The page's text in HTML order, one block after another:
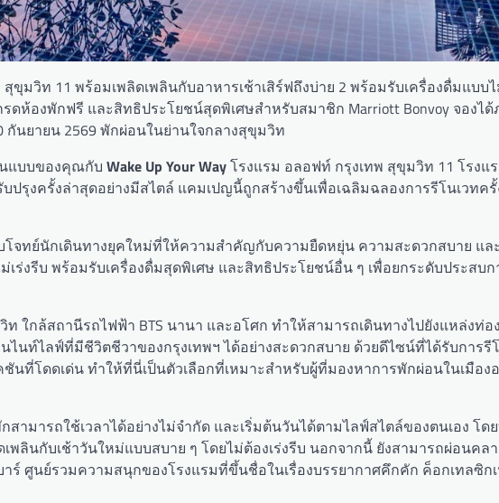
สุขุมวิท 11 พร้อมเพลิดเพลินกับอาหารเช้าเสิร์ฟถึงบ่าย 2 พร้อมรับเครื่องดื่มแบบ
รดห้องพักฟรี และสิทธิประโยชน์สุดพิเศษสำหรับสมาชิก Marriott Bonvoy จองไ
นยายน 2569 พักผ่อนในย่านใจกลางสุขุมวิท
แบบของคุณกับ Wake Up Your Wayโรงแรม อลอฟท์ กรุงเทพ สุขุมวิท 11 โรงแ
ปรุงครั้งล่าสุดอย่างมีสไตล์ แคมเปญนี้ถูกสร้างขึ้นเพื่อเฉลิมฉลองการรีโนเวทค
จทย์นักเดินทางยุคใหม่ที่ให้ความสำคัญกับความยืดหยุ่น ความสะดวกสบาย แล
เร่งรีบ พร้อมรับเครื่องดื่มสุดพิเศษ และสิทธิประโยชน์อื่น ๆ เพื่อยกระดับประส
ใกล้สถานีรถไฟฟ้า BTS นานา และอโศก ทำให้สามารถเดินทางไปยังแหล่งท่
ไนท์ไลฟ์ที่มีชีวิตชีวาของกรุงเทพฯ ได้อย่างสะดวกสบาย ด้วยดีไซน์ที่ได้รับการ
นที่โดดเด่น ทำให้ที่นี่เป็นตัวเลือกที่เหมาะสำหรับผู้ที่มองหาการพักผ่อนในเมือง
สามารถใช้เวลาได้อย่างไม่จำกัด และเริ่มต้นวันได้ตามไลฟ์สไตล์ของตนเอง โด
พลินกับเช้าวันใหม่แบบสบาย ๆ โดยไม่ต้องเร่งรีบ นอกจากนี้ ยังสามารถผ่อนคล
ร์ ศูนย์รวมความสนุกของโรงแรมที่ขึ้นชื่อในเรื่องบรรยากาศคึกคัก ค็อกเทลซิก